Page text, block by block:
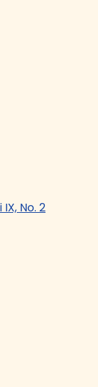
No. 2